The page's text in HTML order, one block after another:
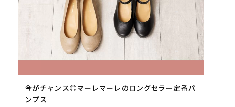
今がチャンス◎マーレマーレのロングセラー定番パ
ンプス
1cm以上2cm未満
2cm以上3cm未満
3cm以上4cm未満
4cm以上5cm未満